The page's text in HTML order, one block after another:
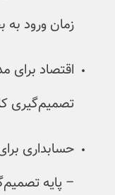
ورود به بحث منابع
برای مدیران
کلان و تحلیل
برای مدیران
تصمیم‌گیری